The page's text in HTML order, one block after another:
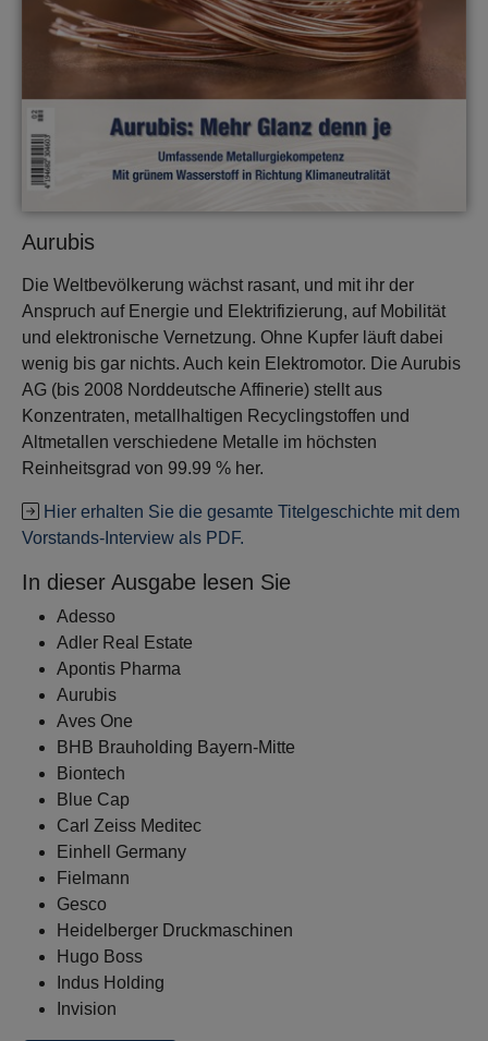
Aurubis
Die Weltbevölkerung wächst rasant, und mit ihr der
Anspruch auf Energie und Elektrifizierung, auf Mobilität
und elektronische Vernetzung. Ohne Kupfer läuft dabei
wenig bis gar nichts. Auch kein Elektromotor. Die Aurubis
AG (bis 2008 Norddeutsche Affinerie) stellt aus
Konzentraten, metallhaltigen Recyclingstoffen und
Altmetallen verschiedene Metalle im höchsten
Reinheitsgrad von 99.99 % her.
Hier erhalten Sie die gesamte Titelgeschichte mit dem
Vorstands-Interview als PDF.
In dieser Ausgabe lesen Sie
Adesso
Adler Real Estate
Apontis Pharma
Aurubis
Aves One
BHB Brauholding Bayern-Mitte
Biontech
Blue Cap
Carl Zeiss Meditec
Einhell Germany
Fielmann
Gesco
Heidelberger Druckmaschinen
Hugo Boss
Indus Holding
Invision